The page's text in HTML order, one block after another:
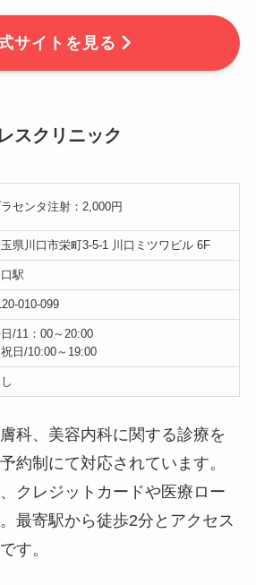
サイトを見る
スクリニック
センタ注射：2,000円
県川口市栄町3-5-1 川口ミツワビル 6F
駅
010-099
/11：00～20:00
日/10:00～19:00
科、美容内科に関する診療を
約制にて対応されています。
クレジットカードや医療ロー
最寄駅から徒歩2分とアクセス
す。